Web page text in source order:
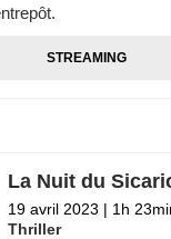
STREAMING
La Nuit du
19 avril 2023 | 1h
Thriller